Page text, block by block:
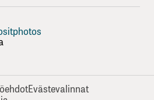
Evästevalinnat